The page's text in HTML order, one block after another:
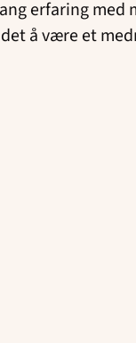
erfaring
å være et